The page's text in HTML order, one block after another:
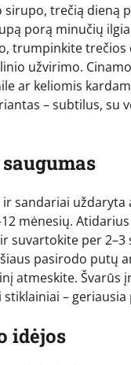
sirupo, trečią dieną
porą minučių
trumpinkite trečios
užvirimo.
ar keliomis
– subtilus, su
sandariai uždaryta
mėnesių.
suvartokite per 2–3
pasirodo putų
atmeskite. Švarūs
– geriausia
idėjos